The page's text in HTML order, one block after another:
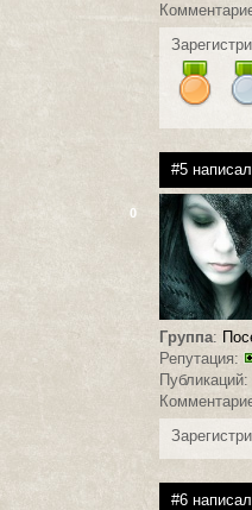
#5
0
Группа:
Репутация:
Публикаций:
#6